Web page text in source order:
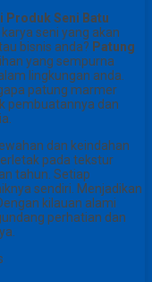
Produk Seni Batu
seni yang akan
bisnis anda? Patung
yang sempurna
lingkungan anda.
patung marmer
pembuatannya dan
dan keindahan
pada tekstur
tahun. Setiap
sendiri. Menjadikan
kilauan alami
perhatian dan